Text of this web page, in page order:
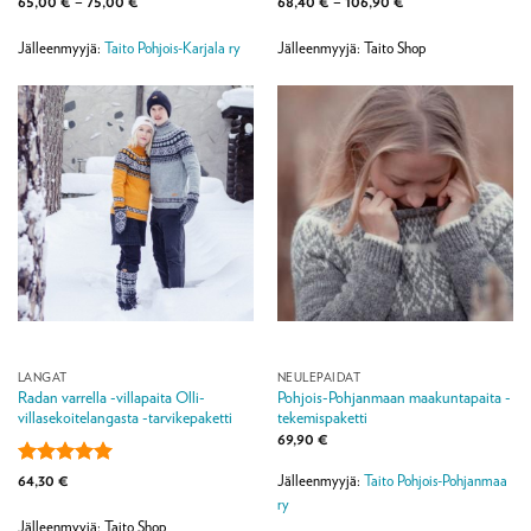
/ 5
75,00 €
Jälleenmyyjä: Taito Pohjois-Karjala ry
/ 5
106,90 €
Jälleenmyyjä: Taito Shop
LANGAT
Radan varrella -villapaita Olli-
villasekoitelangasta -tarvikepaketti
Arvostelu
/ 5
64,30 €
Jälleenmyyjä: Taito Shop
NEULEPAIDAT
Pohjois-Pohjanmaan maakuntapaita -
tekemispaketti
69,90 €
Jälleenmyyjä: Taito Pohjois-Pohjanmaa
ry